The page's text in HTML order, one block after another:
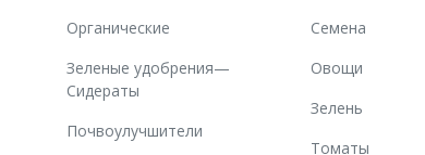
Органические
Зеленые удобрения—
Сидераты
Почвоулучшители
Семена
Овощи
Зелень
Томаты